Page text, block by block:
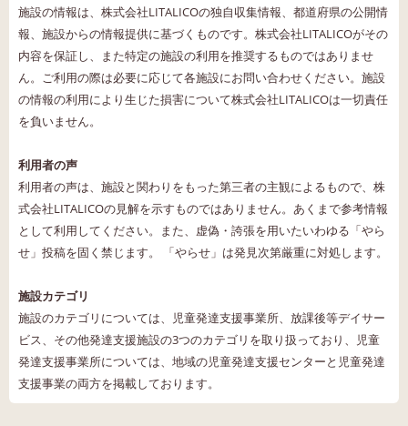
施設の情報は、株式会社LITALICOの独自収集情報、都道府県の公開情
報、施設からの情報提供に基づくものです。株式会社LITALICOがその
内容を保証し、また特定の施設の利用を推奨するものではありませ
ん。ご利用の際は必要に応じて各施設にお問い合わせください。施設
の情報の利用により生じた損害について株式会社LITALICOは一切責任
を負いません。
利用者の声
利用者の声は、施設と関わりをもった第三者の主観によるもので、株
式会社LITALICOの見解を示すものではありません。あくまで参考情報
として利用してください。また、虚偽・誇張を用いたいわゆる「やら
せ」投稿を固く禁じます。 「やらせ」は発見次第厳重に対処します。
施設カテゴリ
施設のカテゴリについては、児童発達支援事業所、放課後等デイサー
ビス、その他発達支援施設の3つのカテゴリを取り扱っており、児童
発達支援事業所については、地域の児童発達支援センターと児童発達
支援事業の両方を掲載しております。